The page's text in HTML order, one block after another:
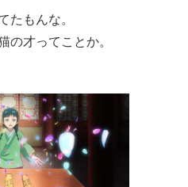
たもんな。
の才ってことか。